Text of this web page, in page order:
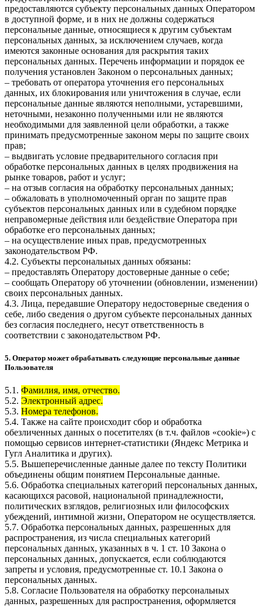
предоставляются субъекту персональных данных Оператором
в доступной форме, и в них не должны содержаться
персональные данные, относящиеся к другим субъектам
персональных данных, за исключением случаев, когда
имеются законные основания для раскрытия таких
персональных данных. Перечень информации и порядок ее
получения установлен Законом о персональных данных;
– требовать от оператора уточнения его персональных
данных, их блокирования или уничтожения в случае, если
персональные данные являются неполными, устаревшими,
неточными, незаконно полученными или не являются
необходимыми для заявленной цели обработки, а также
принимать предусмотренные законом меры по защите своих
прав;
– выдвигать условие предварительного согласия при
обработке персональных данных в целях продвижения на
рынке товаров, работ и услуг;
– на отзыв согласия на обработку персональных данных;
– обжаловать в уполномоченный орган по защите прав
субъектов персональных данных или в судебном порядке
неправомерные действия или бездействие Оператора при
обработке его персональных данных;
– на осуществление иных прав, предусмотренных
законодательством РФ.
4.2. Субъекты персональных данных обязаны:
– предоставлять Оператору достоверные данные о себе;
– сообщать Оператору об уточнении (обновлении, изменении)
своих персональных данных.
4.3. Лица, передавшие Оператору недостоверные сведения о
себе, либо сведения о другом субъекте персональных данных
без согласия последнего, несут ответственность в
соответствии с законодательством РФ.
5. Оператор может обрабатывать следующие персональные данные
Пользователя
5.1. Фамилия, имя, отчество.
5.2. Электронный адрес.
5.3. Номера телефонов.
5.4. Также на сайте происходит сбор и обработка
обезличенных данных о посетителях (в т.ч. файлов «cookie») с
помощью сервисов интернет-статистики (Яндекс Метрика и
Гугл Аналитика и других).
5.5. Вышеперечисленные данные далее по тексту Политики
объединены общим понятием Персональные данные.
5.6. Обработка специальных категорий персональных данных,
касающихся расовой, национальной принадлежности,
политических взглядов, религиозных или философских
убеждений, интимной жизни, Оператором не осуществляется.
5.7. Обработка персональных данных, разрешенных для
распространения, из числа специальных категорий
персональных данных, указанных в ч. 1 ст. 10 Закона о
персональных данных, допускается, если соблюдаются
запреты и условия, предусмотренные ст. 10.1 Закона о
персональных данных.
5.8. Согласие Пользователя на обработку персональных
данных, разрешенных для распространения, оформляется